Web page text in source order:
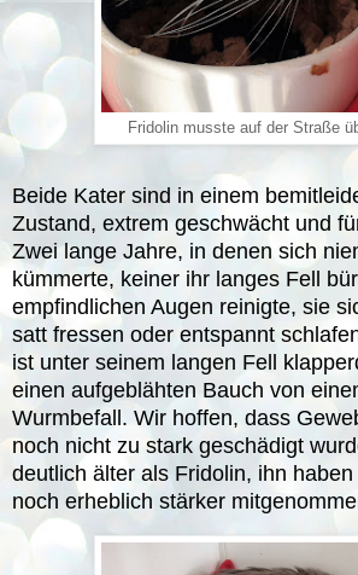
Fridolin musste auf der Straße
Beide Kater sind in einem
Zustand, extrem geschwächt und
Zwei lange Jahre, in denen sich
kümmerte, keiner ihr langes Fell
empfindlichen Augen reinigte, sie
satt fressen oder entspannt
ist unter seinem langen Fell
einen aufgeblähten Bauch von
Wurmbefall. Wir hoffen, dass
noch nicht zu stark geschädigt
deutlich älter als Fridolin, ihn
noch erheblich stärker